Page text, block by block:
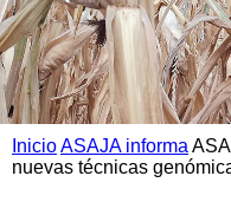
InicioASAJA informa
nuevas técnicas